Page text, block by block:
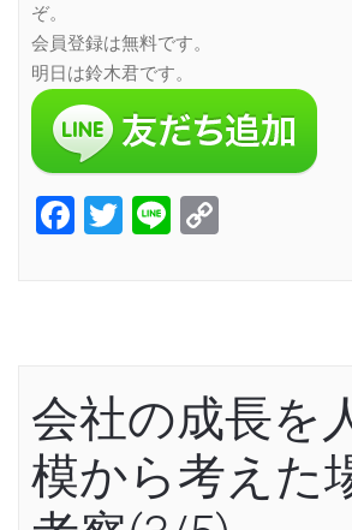
ぞ。
会員登録は無料です。
明日は鈴木君です。
Facebook
Twitter
Line
会社の成長を
模から考えた